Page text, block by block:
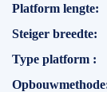
Platform lengte
Steiger breedte
Type platform
Opbouwmethode